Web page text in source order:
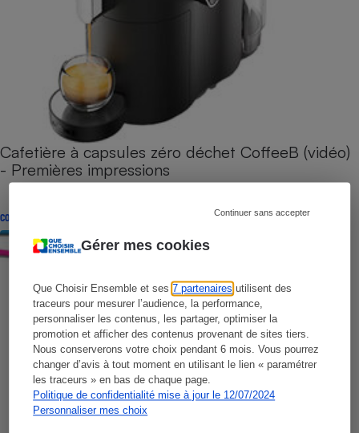
Gérer mes cookies
Que Choisir Ensemble et ses7 partenaires utilisent des
traceurs pour mesurer l’audience, la performance,
personnaliser les contenus, les partager, optimiser la
promotion et afficher des contenus provenant de sites tiers.
Nous conserverons votre choix pendant 6 mois. Vous pourrez
changer d’avis à tout moment en utilisant le lien « paramétrer
les traceurs » en bas de chaque page.
Politique de confidentialité mise à jour le 12/07/2024
Personnaliser mes choix
Continuer sans accepter
Cafetière à capsules zéro déchet CoffeeB (vidéo)
- Premières impressions
CONSEILS